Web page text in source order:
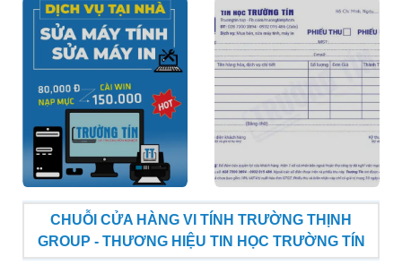
CHUỖI CỬA HÀNG VI TÍNH TRƯỜNG THỊNH
GROUP - THƯƠNG HIỆU TIN HỌC TRƯỜNG TÍN